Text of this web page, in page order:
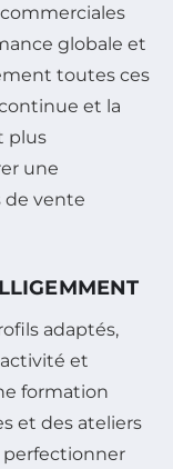
globale et
toutes ces
et la
plus
une
de vente
adaptés,
et
formation
et des ateliers
perfectionner